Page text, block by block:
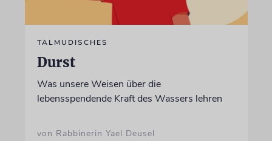
TALMUDISCHES
Durst
Was unsere Weisen über die
lebensspendende Kraft des Wassers lehren
von Rabbinerin Yael Deusel